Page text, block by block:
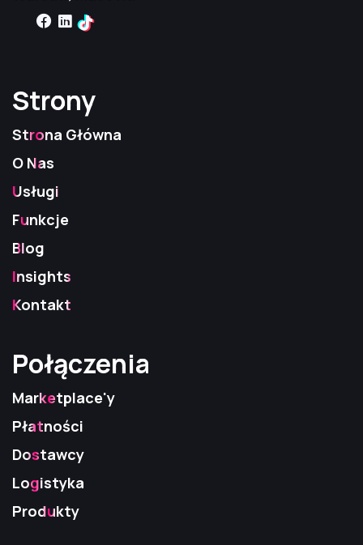
Strony
Strony
Strony
Strona Główna
O Nas
Usługi
Funkcje
Blog
Insights
Kontakt
Połączenia
Połączenia
Połączenia
Marketplace'y
Płatności
Dostawcy
Logistyka
Produkty